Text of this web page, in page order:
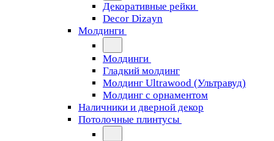
Декоративные рейки
Decor Dizayn
Молдинги
Молдинги
Гладкий молдинг
Молдинг Ultrawood (Ультравуд)
Молдинг с орнаментом
Наличники и дверной декор
Потолочные плинтусы